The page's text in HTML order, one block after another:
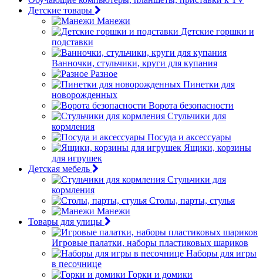
Детские товары
Манежи
Детские горшки и
подставки
Ванночки, стульчики, круги для купания
Разное
Пинетки для
новорожденных
Ворота безопасности
Стульчики для
кормления
Посуда и аксессуары
Ящики, корзины
для игрушек
Детская мебель
Стульчики для
кормления
Столы, парты, стулья
Манежи
Товары для улицы
Игровые палатки, наборы пластиковых шариков
Наборы для игры
в песочнице
Горки и домики